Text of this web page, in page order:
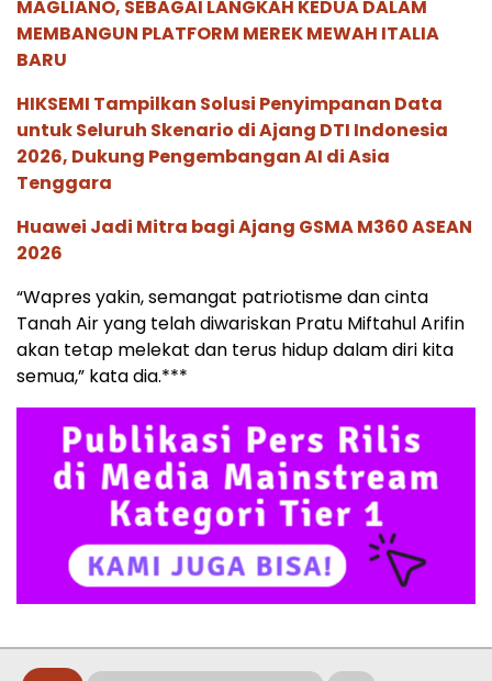
MAGLIANO, SEBAGAI LANGKAH KEDUA DALAM
MEMBANGUN PLATFORM MEREK MEWAH ITALIA
BARU
HIKSEMI Tampilkan Solusi Penyimpanan Data
untuk Seluruh Skenario di Ajang DTI Indonesia
2026, Dukung Pengembangan AI di Asia
Tenggara
Huawei Jadi Mitra bagi Ajang GSMA M360 ASEAN
2026
“Wapres yakin, semangat patriotisme dan cinta
Tanah Air yang telah diwariskan Pratu Miftahul Arifin
akan tetap melekat dan terus hidup dalam diri kita
semua,” kata dia.***